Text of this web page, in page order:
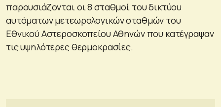
παρουσιάζονται οι 8 σταθμοί του δικτύου
αυτόματων μετεωρολογικών σταθμών του
Εθνικού Αστεροσκοπείου Αθηνών που κατέγραψαν
τις υψηλότερες θερμοκρασίες.